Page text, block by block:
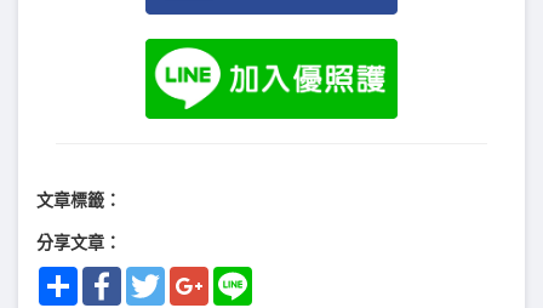
文章標籤：
分享文章：
Share FacebookTwitterGoogle+